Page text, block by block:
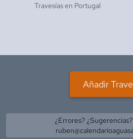
Travesías en Portugal
Añadir
¿Errores?